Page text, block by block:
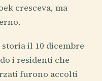
cresceva, ma
il 10 dicembre
i residenti che
furono accolti